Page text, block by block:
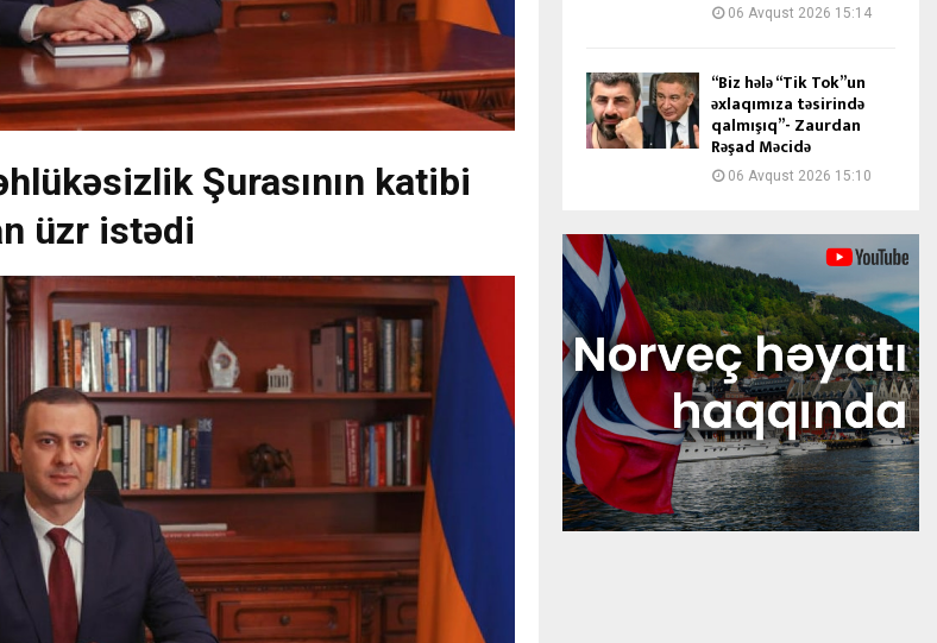
Şurasının katibi
üzr istədi
06 Avqust 2026 15:14
“Biz hələ “Tik Tok”un
əxlaqımıza təsirində
qalmışıq”- Zaurdan
Rəşad Məcidə
06 Avqust 2026 15:10